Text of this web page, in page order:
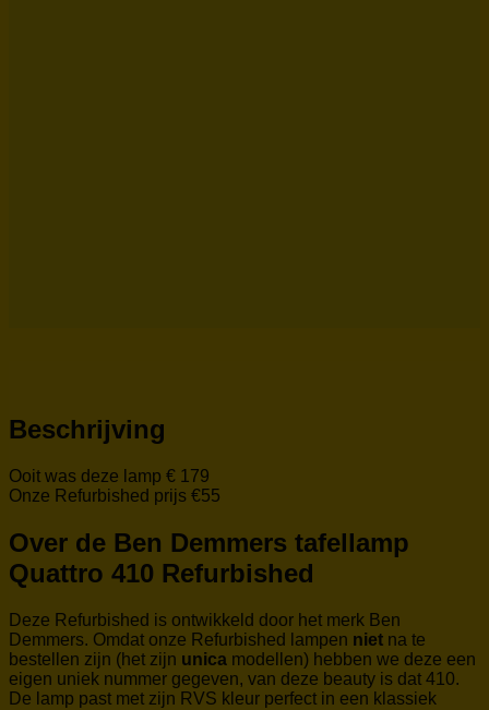
Beschrijving
Ooit was deze lamp € 179
Onze Refurbished prijs €55
Over de Ben Demmers tafellamp
Quattro 410 Refurbished
Deze Refurbished is ontwikkeld door het merk Ben
Demmers. Omdat onze Refurbished lampen niet na te
bestellen zijn (het zijn unica modellen) hebben we deze een
eigen uniek nummer gegeven, van deze beauty is dat 410.
De lamp past met zijn RVS kleur perfect in een klassiek